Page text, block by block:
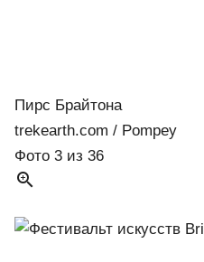
Пирс Брайтона
trekearth.com / Pompey
Фото 3 из 36
